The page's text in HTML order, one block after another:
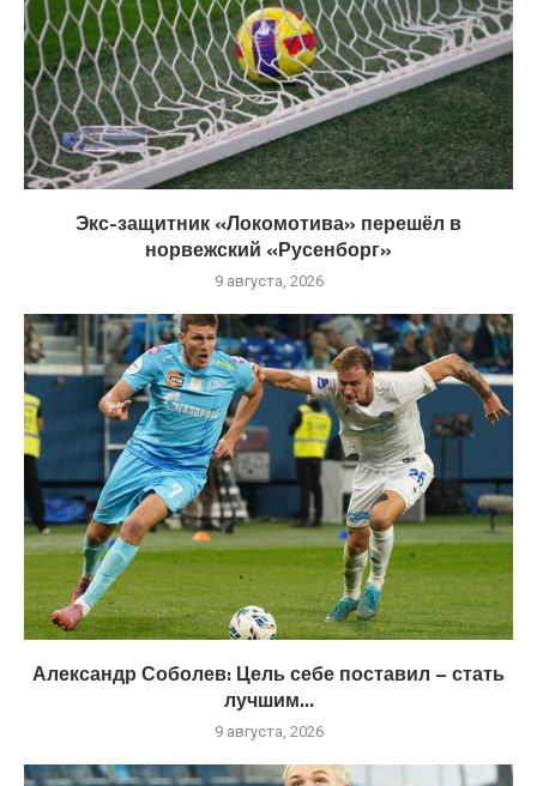
Экс-защитник «Локомотива» перешёл в
норвежский «Русенборг»
9 августа, 2026
Александр Соболев: Цель себе поставил – стать
лучшим...
9 августа, 2026